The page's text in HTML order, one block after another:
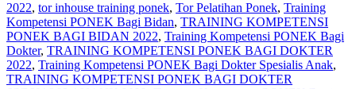
2022, tor inhouse training ponek, Tor Pelatihan Ponek, Training
Kompetensi PONEK Bagi Bidan, TRAINING KOMPETENSI
PONEK BAGI BIDAN 2022, Training Kompetensi PONEK Bagi
Dokter, TRAINING KOMPETENSI PONEK BAGI DOKTER
2022, Training Kompetensi PONEK Bagi Dokter Spesialis Anak,
TRAINING KOMPETENSI PONEK BAGI DOKTER